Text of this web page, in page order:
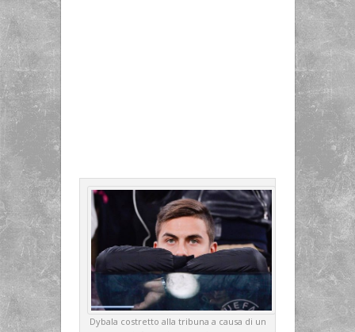
Dybala costretto alla tribuna a causa di un